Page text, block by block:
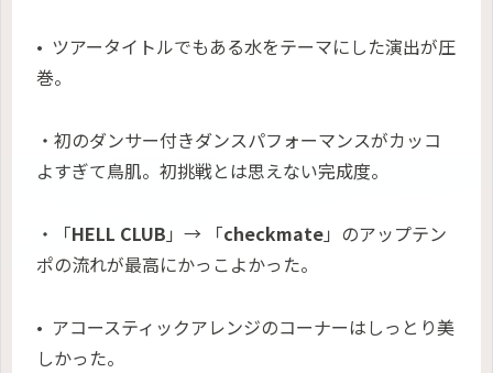
• ツアータイトルでもある水をテーマにした演出が圧
巻。
・初のダンサー付きダンスパフォーマンスがカッコ
よすぎて鳥肌。初挑戦とは思えない完成度。
・「HELL CLUB 」→ 「checkmate」のアップテン
ポの流れが最高にかっこよかった。
• アコースティックアレンジのコーナーはしっとり美
しかった。